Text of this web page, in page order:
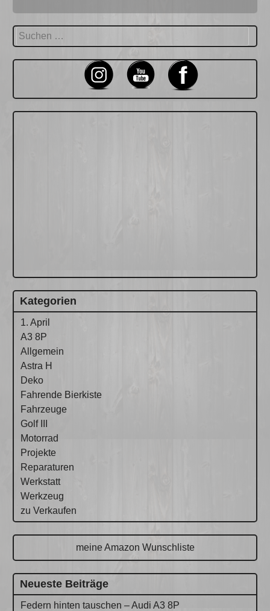
Suchen
nach:
Kategorien
1. April
A3 8P
Allgemein
Astra H
Deko
Fahrende Bierkiste
Fahrzeuge
Golf III
Motorrad
Projekte
Reparaturen
Werkstatt
Werkzeug
zu Verkaufen
meine Amazon Wunschliste
Neueste Beiträge
Federn hinten tauschen – Audi A3 8P